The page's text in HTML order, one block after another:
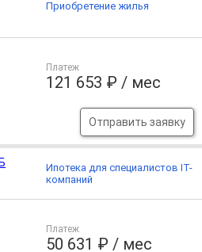
Платеж
121 653 ₽ / мес
Отправить заявку
Приобретение жилья
Платеж
50 631 ₽ / мес
Ипотека для специалистов IT-
компаний